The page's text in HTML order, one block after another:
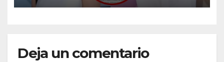
Altamimi, integrante de La
Deja un comentario